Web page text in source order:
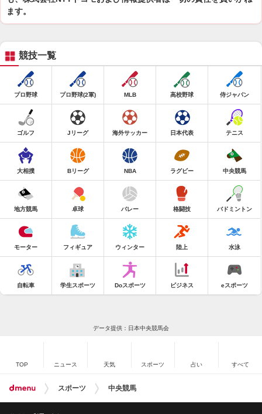
ます。
競技一覧
プロ野球 プロ野球(2軍) MLB 高校野球 侍ジャパン
ゴルフ Jリーグ 海外サッカー 日本代表 テニス
大相撲 Bリーグ NBA ラグビー 中央競馬
地方競馬 卓球 バレー 格闘技 バドミントン
モーター フィギュア ウィンター 陸上 水泳
自転車 学生スポーツ Doスポーツ ビジネス eスポーツ
データ提供：日本中央競馬会
TOP ニュース 天気 スポーツ 占い すべて
スポーツ 中央競馬